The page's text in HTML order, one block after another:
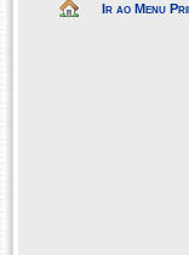
Ir ao Menu